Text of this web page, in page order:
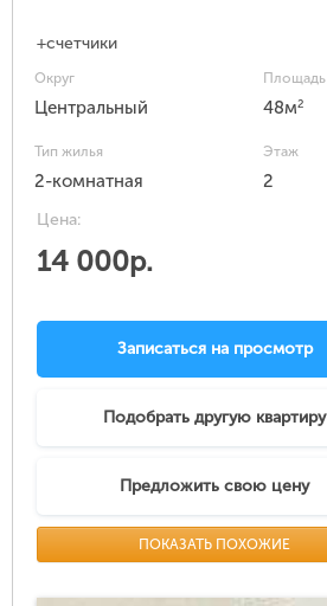
+счетчики
Округ
Центральный
Площадь
48м2
Тип жилья
2-комнатная
Этаж
2
Цена:
14 000р.
Записаться на просмотр
Подобрать другую квартиру
Предложить свою цену
ПОКАЗАТЬ ПОХОЖИЕ